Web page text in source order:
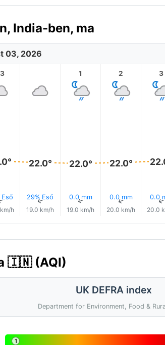
India-ben, ma
03, 2026
Eső
h
22.0°
29% Eső
↑
19.0 km/h
1
22.0°
0.0 mm
↑
19.0 km/h
2
22.0°
0.0 mm
↑
20.0 km/h
3
0.0↑
20.0
🇮🇳 (AQI)
UK DEFRA index
Department for Environment, Food &
1